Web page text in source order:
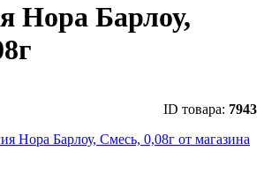
Нора Барлоу,
ID товара: 7943